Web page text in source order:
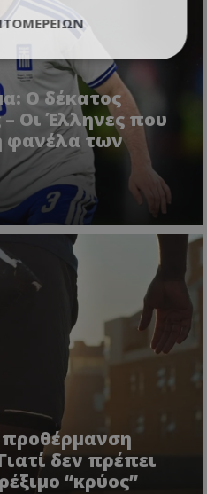
Ο δέκατος
Οι Έλληνες που
φανέλα των
προθέρμανση
δεν πρέπει
“κρύος”